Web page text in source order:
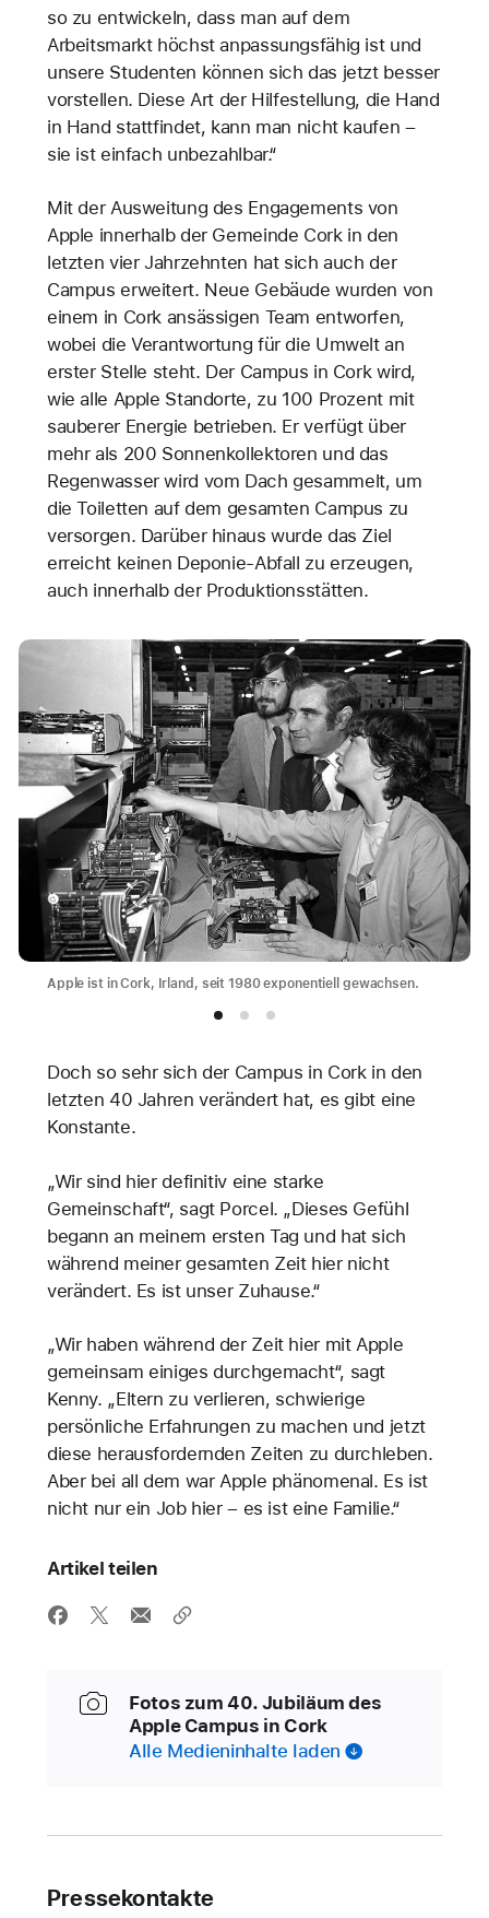
so zu entwickeln, dass man auf dem
Arbeitsmarkt höchst anpassungsfähig ist und
unsere Studenten können sich das jetzt besser
vorstellen. Diese Art der Hilfestellung, die Hand
in Hand stattfindet, kann man nicht kaufen –
sie ist einfach unbezahlbar.“
Mit der Ausweitung des Engagements von
Apple innerhalb der Gemeinde Cork in den
letzten vier Jahrzehnten hat sich auch der
Campus erweitert. Neue Gebäude wurden von
einem in Cork ansässigen Team entworfen,
wobei die Verantwortung für die Umwelt an
erster Stelle steht. Der Campus in Cork wird,
wie alle Apple Standorte, zu 100 Prozent mit
sauberer Energie betrieben. Er verfügt über
mehr als 200 Sonnenkollektoren und das
Regenwasser wird vom Dach gesammelt, um
die Toiletten auf dem gesamten Campus zu
versorgen. Darüber hinaus wurde das Ziel
erreicht keinen Deponie-Abfall zu erzeugen,
auch innerhalb der Produktionsstätten.
Apple ist in Cork, Irland, seit 1980 exponentiell gewachsen.
Doch so sehr sich der Campus in Cork in den
letzten 40 Jahren verändert hat, es gibt eine
Konstante.
„Wir sind hier definitiv eine starke
Gemeinschaft“, sagt Porcel. „Dieses Gefühl
begann an meinem ersten Tag und hat sich
während meiner gesamten Zeit hier nicht
verändert. Es ist unser Zuhause.“
„Wir haben während der Zeit hier mit Apple
gemeinsam einiges durchgemacht“, sagt
Kenny. „Eltern zu verlieren, schwierige
persönliche Erfahrungen zu machen und jetzt
diese herausfordernden Zeiten zu durchleben.
Aber bei all dem war Apple phänomenal. Es ist
nicht nur ein Job hier – es ist eine Familie.“
Artikel teilen
Fotos zum 40. Jubiläum des
Apple Campus in Cork
Alle Medieninhalte laden
Pressekontakte